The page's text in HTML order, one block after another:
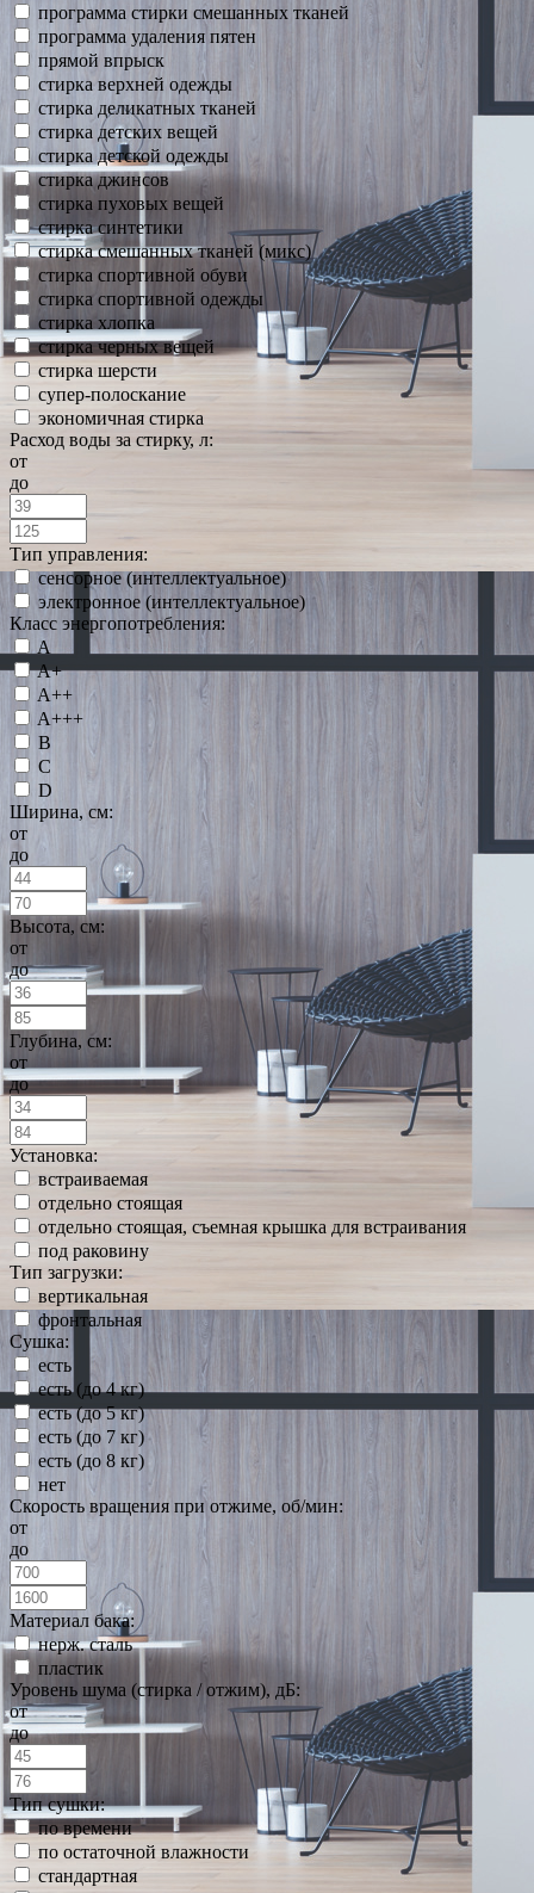
программа стирки смешанных тканей
программа удаления пятен
прямой впрыск
стирка верхней одежды
стирка деликатных тканей
стирка детских вещей
стирка детской одежды
стирка джинсов
стирка пуховых вещей
стирка синтетики
стирка смешанных тканей (микс)
стирка спортивной обуви
стирка спортивной одежды
стирка хлопка
стирка черных вещей
стирка шерсти
супер-полоскание
экономичная стирка
Расход воды за стирку, л:
от
до
Тип управления:
сенсорное (интеллектуальное)
электронное (интеллектуальное)
Класс энергопотребления:
A
A+
A++
A+++
B
C
D
Ширина, см:
от
до
Высота, см:
от
до
Глубина, см:
от
до
Установка:
встраиваемая
отдельно стоящая
отдельно стоящая, съемная крышка для встраивания
под раковину
Тип загрузки:
вертикальная
фронтальная
Сушка:
есть
есть (до 4 кг)
есть (до 5 кг)
есть (до 7 кг)
есть (до 8 кг)
нет
Скорость вращения при отжиме, об/мин:
от
до
Материал бака:
нерж. сталь
пластик
Уровень шума (стирка / отжим), дБ:
от
до
Тип сушки:
по времени
по остаточной влажности
стандартная